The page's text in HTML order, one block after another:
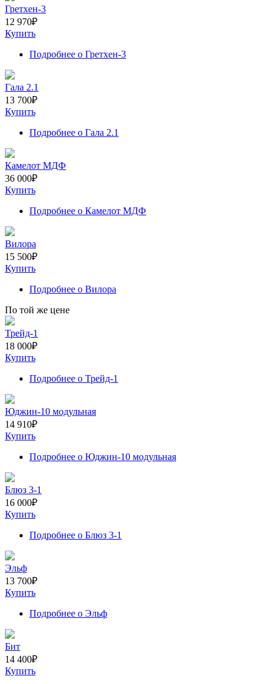
Гретхен-3
12 970₽
Купить
Подробнее о Гретхен-3
Гала 2.1
13 700₽
Купить
Подробнее о Гала 2.1
Камелот МДФ
36 000₽
Купить
Подробнее о Камелот МДФ
Вилора
15 500₽
Купить
Подробнее о Вилора
По той же цене
Трейд-1
18 000₽
Купить
Подробнее о Трейд-1
Юджин-10 модульная
14 910₽
Купить
Подробнее о Юджин-10 модульная
Блюз 3-1
16 000₽
Купить
Подробнее о Блюз 3-1
Эльф
13 700₽
Купить
Подробнее о Эльф
Бит
14 400₽
Купить